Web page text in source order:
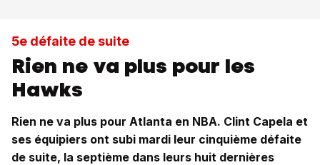
5e défaite de suite
Rien ne va plus pour les
Hawks
Rien ne va plus pour Atlanta en NBA. Clint Capela et
ses équipiers ont subi mardi leur cinquième défaite
de suite, la septième dans leurs huit dernières